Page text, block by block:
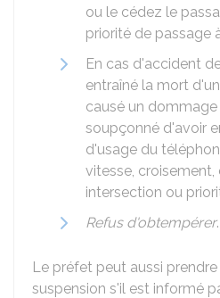
ou le cédez le
priorité de passage
En cas d'accident
entraîné la mort
causé un
soupçonné d'avoir
d'usage du
vitesse, croisement,
intersection ou
Refus d'obtempérer.
Le préfet peut aussi
suspension s'il est informé